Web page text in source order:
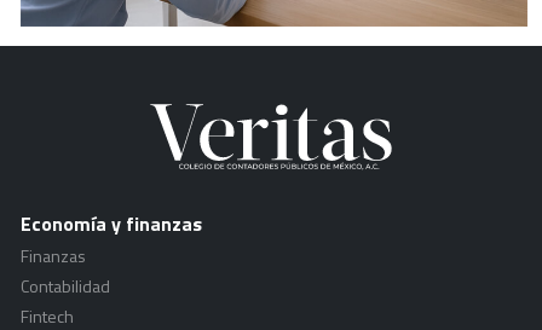
Economía y finanzas
Finanzas
Contabilidad
Fintech